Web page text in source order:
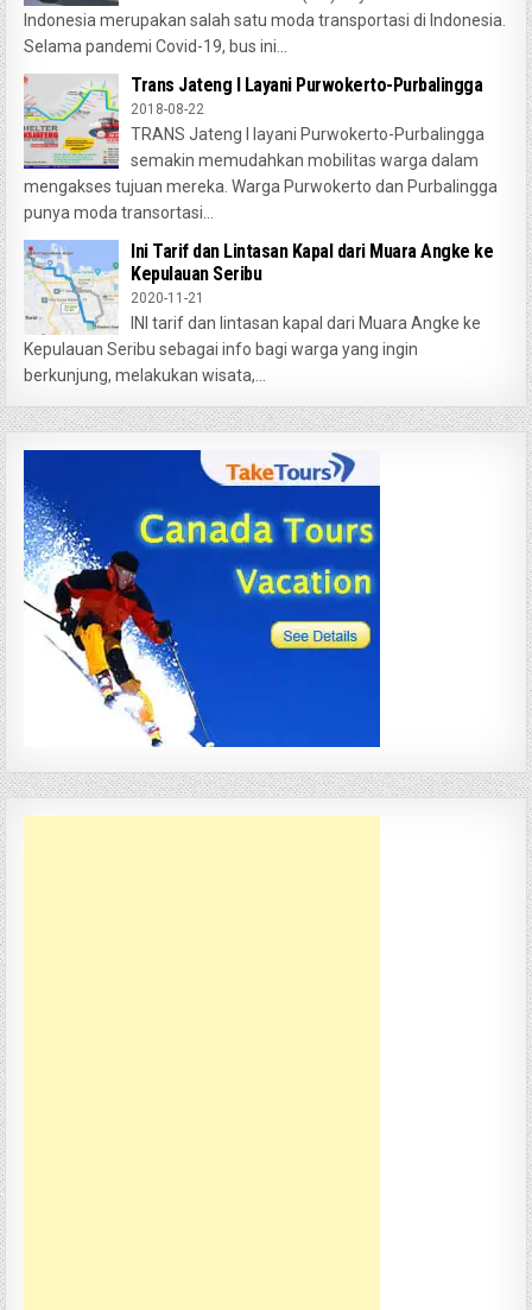
Indonesia merupakan salah satu moda transportasi di Indonesia.
Selama pandemi Covid-19, bus ini...
Trans Jateng I Layani Purwokerto-Purbalingga
2018-08-22
TRANS Jateng I layani Purwokerto-Purbalingga
semakin memudahkan mobilitas warga dalam
mengakses tujuan mereka. Warga Purwokerto dan Purbalingga
punya moda transortasi...
Ini Tarif dan Lintasan Kapal dari Muara Angke ke
Kepulauan Seribu
2020-11-21
INI tarif dan lintasan kapal dari Muara Angke ke
Kepulauan Seribu sebagai info bagi warga yang ingin
berkunjung, melakukan wisata,...